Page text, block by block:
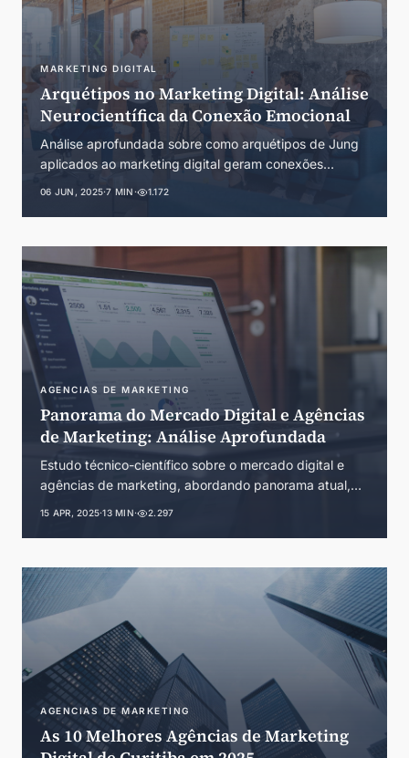
MARKETING DIGITAL
Arquétipos no Marketing Digital: Análise
Neurocientífica da Conexão Emocional
Análise aprofundada sobre como arquétipos de Jung
aplicados ao marketing digital geram conexões
06 JUN, 2025·7 MIN· 1.172
AGENCIAS DE MARKETING
Panorama do Mercado Digital e Agências
de Marketing: Análise Aprofundada
Estudo técnico-científico sobre o mercado digital e
agências de marketing, abordando panorama atual,
15 APR, 2025·13 MIN· 2.297
AGENCIAS DE MARKETING
As 10 Melhores Agências de Marketing